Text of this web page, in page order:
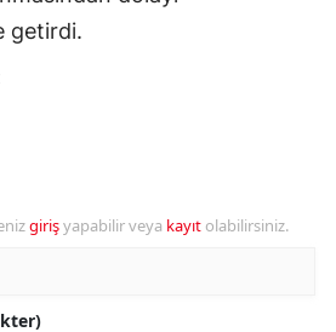
getirdi.
girişyapabilir veya kayıt olabilirsiniz.